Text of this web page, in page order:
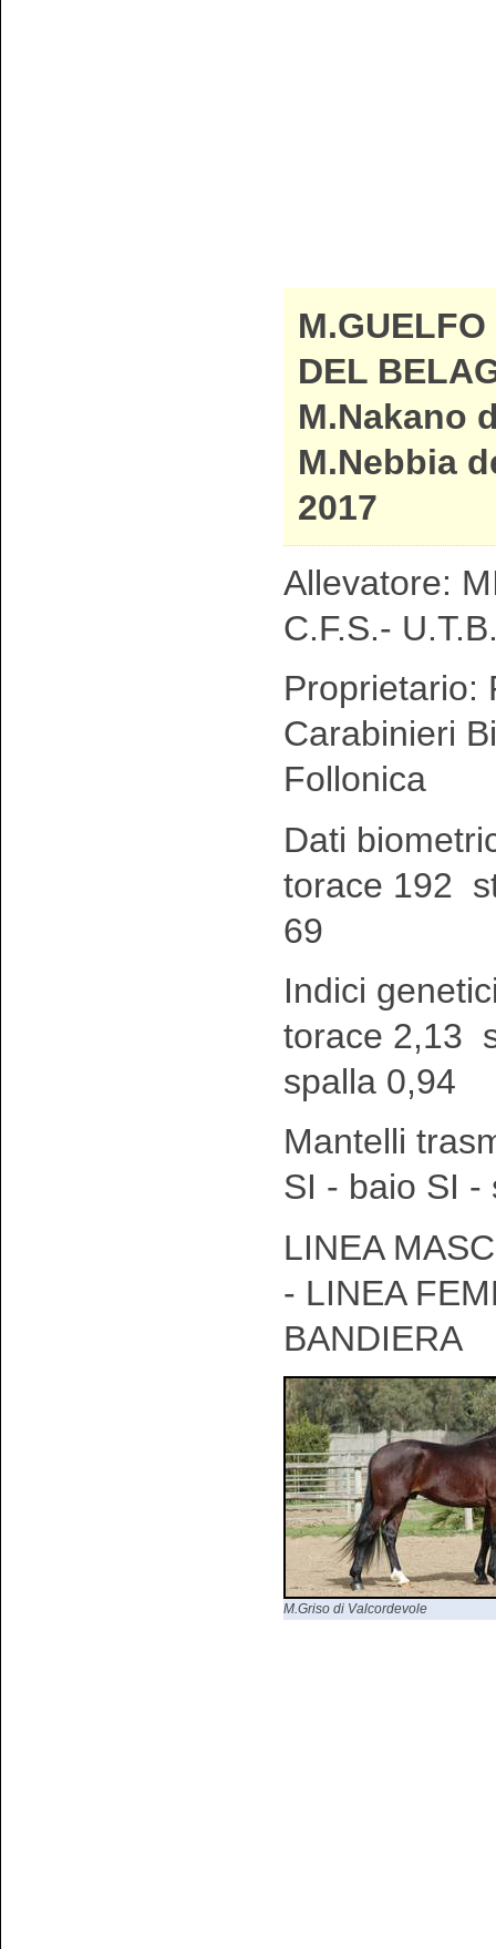
DEL
M.Nakano
M.Nebbia
2017
Allevatore:
C.F.S.-
Proprietario:
Carabinieri
Follonica
Dati
torace 192
69
Indici
torace 2,13
spalla 0,94
Mantelli
SI - baio SI -
LINEA
- LINEA
BANDIERA
M.Griso di Valcordevole